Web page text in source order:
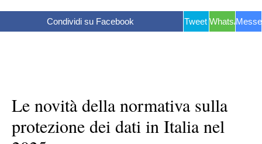
Condividi su Facebook Tweet WhatsApp
Le novità della normativa sulla
protezione dei dati in Italia nel